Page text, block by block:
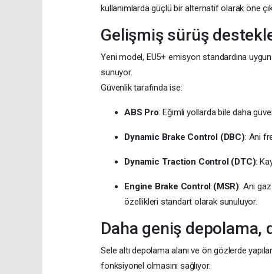
kullanımlarda güçlü bir alternatif olarak öne
Gelişmiş sürüş
Yeni model, EU5+ emisyon standardına
sunuyor.
Güvenlik tarafında ise:
ABS Pro: Eğimli yollarda bile daha
Dynamic Brake Control (DBC): Ani
Dynamic Traction Control (DTC):
Engine Brake Control (MSR): Ani
özellikleri standart olarak sunuluyor.
Daha geniş depolama,
Sele altı depolama alanı ve ön gözlerde
fonksiyonel olmasını sağlıyor.